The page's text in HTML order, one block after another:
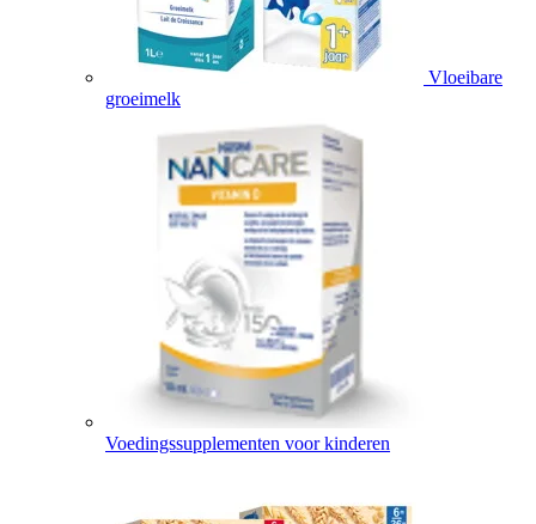
Vloeibare
groeimelk
Voedingssupplementen voor kinderen